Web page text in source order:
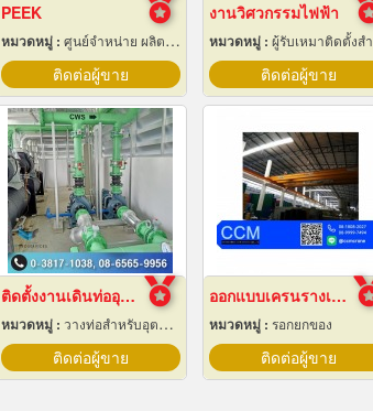
PEEK
หมวดหมู่ : ศูนย์จำหน่าย ผลิตภัณฑ์พลาสติกชนิดแท่ง ท่อ แผ่นและสาย
ติดต่อผู้ขาย
งานวิศวกรรมไฟฟ้า
หมวดหมู่ : ผู้รับเหมาติดตั้งสำหรับบ้านและโรงงานไฟฟ้า
ติดต่อผู้ขาย
ติดตั้งงานเดินท่ออุตสาหกรรม
หมวดหมู่ : วางท่อสำหรับอุตสาหกรรมท่อ
ติดต่อผู้ขาย
ออกแบบเครนรางเลื่อนไฟฟ้า
หมวดหมู่ : รอกยกของ
ติดต่อผู้ขาย